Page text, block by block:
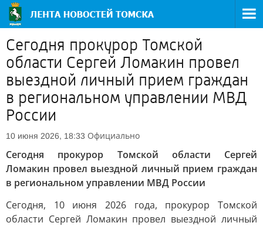
Сегодня прокурор Томской
области Сергей Ломакин провел
выездной личный прием граждан
в региональном управлении МВД
России
10 июня 2026, 18:33 Официально
Сегодня прокурор Томской области Сергей
Ломакин провел выездной личный прием граждан
в региональном управлении МВД России
Сегодня, 10 июня 2026 года, прокурор Томской
области Сергей Ломакин провел выездной личный